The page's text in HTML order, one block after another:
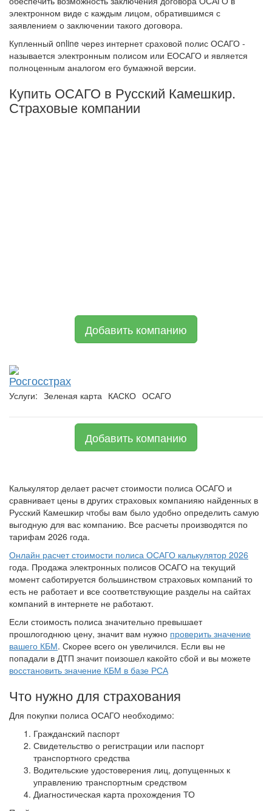
электронном виде с каждым лицом, обратившимся с
заявлением о заключении такого договора.
Купленный online через интернет сраховой полис ОСАГО -
называется электронным полисом или ЕОСАГО и является
полноценным аналогом его бумажной версии.
Купить ОСАГО в Русский Камешкир.
Страховые компании
Добавить компанию
Росгосстрах
Услуги: Зеленая карта КАСКО ОСАГО
Добавить компанию
Калькулятор делает расчет стоимости полиса ОСАГО и
сравнивает цены в других страховых компанияю найденных в
Русский Камешкир чтобы вам было удобно определить самую
выгодную для вас компанию. Все расчеты производятся по
тарифам 2026 года.
Онлайн расчет стоимости полиса ОСАГО калькулятор 2026
года. Продажа электронных полисов ОСАГО на текущий
момент саботируется большинством страховых компаний то
есть не работает и все соответствующие разделы на сайтах
компаний в интернете не работают.
Если стоимость полиса значительно превышает
прошлогоднюю цену, значит вам нужно проверить значение
вашего КБМ. Скорее всего он увеличился. Если вы не
попадали в ДТП значит поизошел какойто сбой и вы можете
восстановить значение КБМ в базе РСА
Что нужно для страхования
Для покупки полиса ОСАГО необходимо:
Гражданский паспорт
Свидетельство о регистрации или паспорт
транспортного средства
Водительские удостоверения лиц, допущенных к
управлению транспортным средством
Диагностическая карта прохождения ТО